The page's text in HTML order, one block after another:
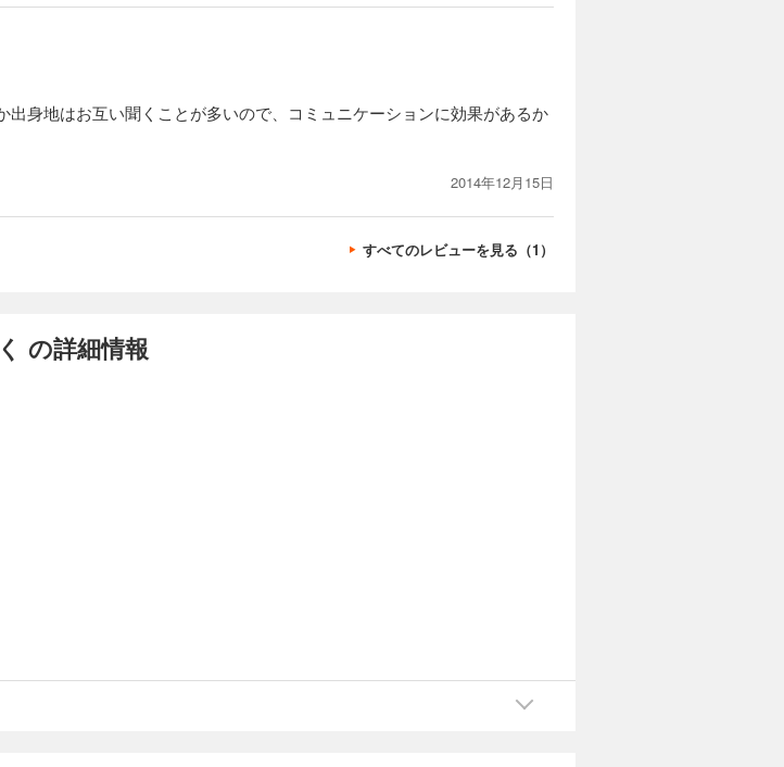
身地はお互い聞くことが多いので、コミュニケーションに効果があるか
2014年12月15日
すべてのレビューを見る（1）
の詳細情報